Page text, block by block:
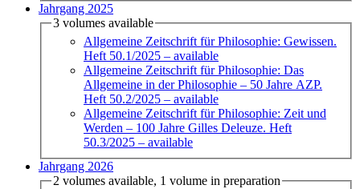
Jahrgang 2025
3 volumes available
Allgemeine Zeitschrift für Philosophie: Gewissen.
Heft 50.1/2025 – available
Allgemeine Zeitschrift für Philosophie: Das
Allgemeine in der Philosophie – 50 Jahre AZP.
Heft 50.2/2025 – available
Allgemeine Zeitschrift für Philosophie: Zeit und
Werden – 100 Jahre Gilles Deleuze. Heft
50.3/2025 – available
Jahrgang 2026
2 volumes available, 1 volume in preparation